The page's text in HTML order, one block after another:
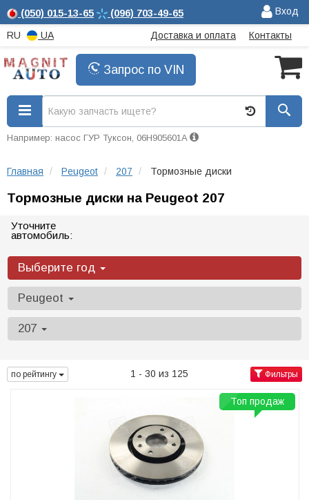
(050) 015-13-65 (096) 703-49-65 Вход
RU UA Доставка и оплата Контакты
Запрос по VIN
Например: насос ГУР Туксон, 06H905601A
Главная Peugeot 207 Тормозные диски
Тормозные диски на Peugeot 207
Уточните
автомобиль:
Выберите год
Peugeot
207
по рейтингу 1 - 30 из 125 Фильтры
Топ продаж